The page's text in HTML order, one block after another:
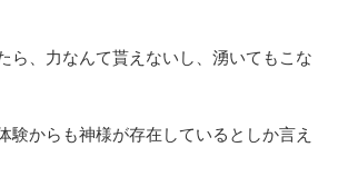
ら、力なんて貰えないし、湧いてもこな
験からも神様が存在しているとしか言え